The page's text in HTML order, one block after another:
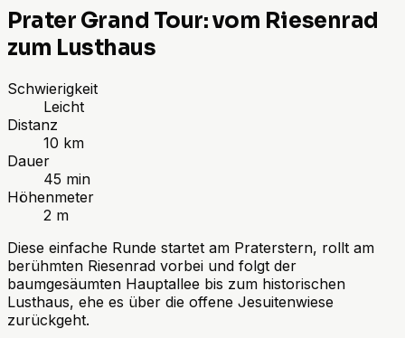
Prater Grand Tour: vom Riesenrad
zum Lusthaus
Schwierigkeit
Leicht
Distanz
10 km
Dauer
45 min
Höhenmeter
2 m
Diese einfache Runde startet am Praterstern, rollt am
berühmten Riesenrad vorbei und folgt der
baumgesäumten Hauptallee bis zum historischen
Lusthaus, ehe es über die offene Jesuitenwiese
zurückgeht.